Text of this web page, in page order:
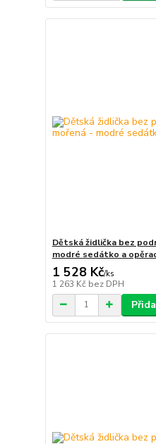
Dětská židlička bez
modré sedátko a
1 528 Kč/ks
1 263 Kč bez DPH